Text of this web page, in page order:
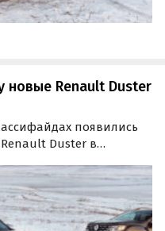
новые Renault Duster
появились
Duster в
и 2022 годах.